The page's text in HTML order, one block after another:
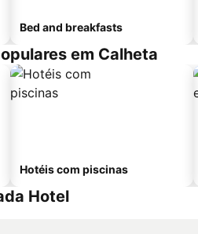
Bed and breakfasts
em Calheta
Hotéis com piscinas
Hotel